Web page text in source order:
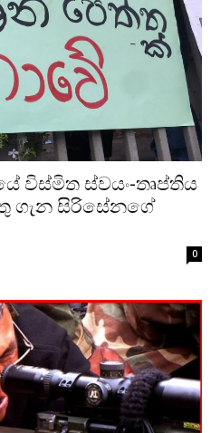
විස්මිත ස්වයං-තෘප්තිය
ගැන සිරිසේනගේ
0